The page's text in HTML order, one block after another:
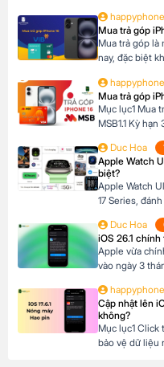
sánh camera
So sánh khả
iPhone 16 Pro
Pro […]
happyphone
Mua trả góp
Mua trả góp
nay, đặc biệt
đủ điều kiện
Phone,
happyphone
Mua trả góp
Mục lục1 Mua
MSB1.1 Kỳ
qua thẻ tín
16 128GB với
Duc Hoa
Apple Watch
biệt?
Apple Watch
17 Series,
phiêu lưu. Với
khỏe vượt trội
Duc Hoa
iOS 26.1
Apple vừa
vào ngày 3
hành mới nhất
tiến đáng chú
happyphone
Cập nhật lên
không?
Mục lục1 Click
bảo vệ dữ liệu